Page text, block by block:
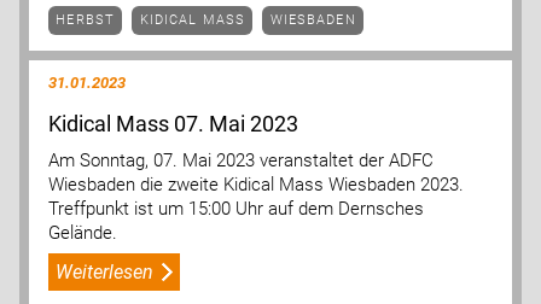
HERBST KIDICAL MASS WIESBADEN
31.01.2023
Kidical Mass 07. Mai 2023
Am Sonntag, 07. Mai 2023 veranstaltet der ADFC
Wiesbaden die zweite Kidical Mass Wiesbaden 2023.
Treffpunkt ist um 15:00 Uhr auf dem Dernsches
Gelände.
Weiterlesen